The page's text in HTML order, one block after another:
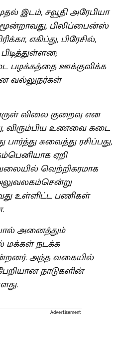
இடம், சவூதி அரேபியா
பிலிப்பைன்ஸ்
எகிப்து, பிரேசில்,
பழக்கத்தை ஊக்குவிக்க
வல்லுநர்கள்
விலை குறைவு என
விரும்பிய உணவை கடை
சுவைத்து ரசிப்பது,
ஏறி
வெற்றிகரமாக
உள்ளிட்ட பணிகள்
அனைத்தும்
மக்கள் நடக்க
அந்த வகையில்
நாடுகளின்
Advertisement